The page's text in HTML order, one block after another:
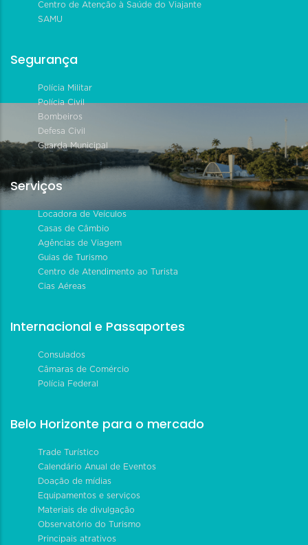
Centro de Atenção à Saúde do Viajante
SAMU
Segurança
Polícia Militar
Polícia Civil
Bombeiros
Defesa Civil
Guarda Municipal
Serviços
Locadora de Veículos
Casas de Câmbio
Agências de Viagem
Guias de Turismo
Centro de Atendimento ao Turista
Cias Aéreas
Internacional e Passaportes
Consulados
Câmaras de Comércio
Polícia Federal
Belo Horizonte para o mercado
Trade Turístico
Calendário Anual de Eventos
Doação de mídias
Equipamentos e serviços
Materiais de divulgação
Observatório do Turismo
Principais atrativos